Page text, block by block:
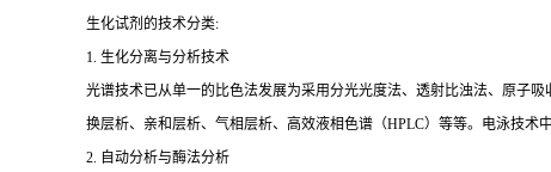
生化试剂的技术分类:
1. 生化分离与分析技术
光谱技术已从单一的比色法发展为采用分光光度法、透射比浊法、原子
换层析、亲和层析、气相层析、高效液相色谱（HPLC）等等。电泳技术
2. 自动分析与酶法分析